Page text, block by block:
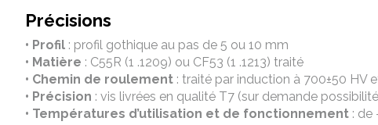
Précisions
• Profil : profil gothique au pas de 5 ou 10 mm
• Matière : C55R (1 .1209) ou CF53 (1 .1213) traité
• Chemin de roulement : traité par induction à 700±50 HV
• Précision : vis livrées en qualité T7 (sur demande
• Températures d’utilisation et de fonctionnement : de